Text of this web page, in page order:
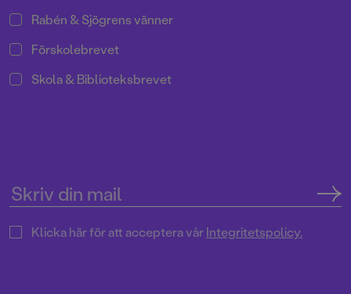
Rabén & Sjögrens vänner
Förskolebrevet
Skola & Biblioteksbrevet
Klicka här för att acceptera vårIntegritetspolicy.